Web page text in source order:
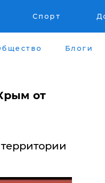
Спорт
Блоги
от